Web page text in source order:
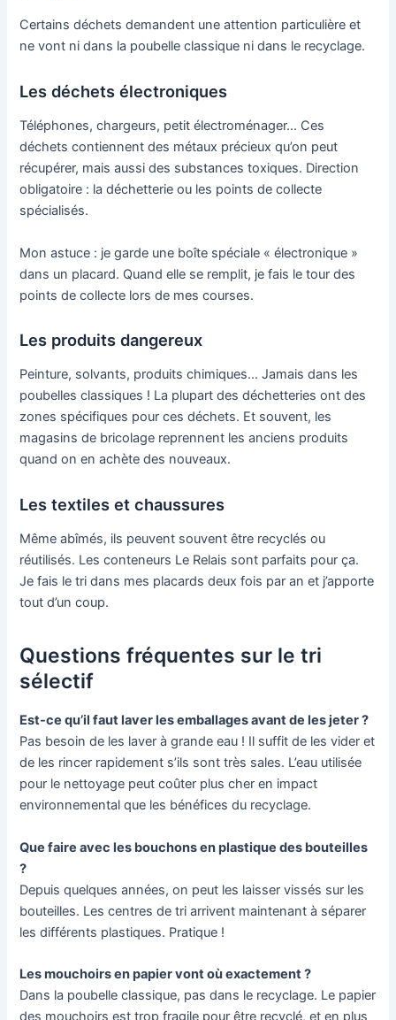
Certains déchets demandent une attention particulière et
ne vont ni dans la poubelle classique ni dans le recyclage.
Les déchets électroniques
Téléphones, chargeurs, petit électroménager… Ces
déchets contiennent des métaux précieux qu’on peut
récupérer, mais aussi des substances toxiques. Direction
obligatoire : la déchetterie ou les points de collecte
spécialisés.
Mon astuce : je garde une boîte spéciale « électronique »
dans un placard. Quand elle se remplit, je fais le tour des
points de collecte lors de mes courses.
Les produits dangereux
Peinture, solvants, produits chimiques… Jamais dans les
poubelles classiques ! La plupart des déchetteries ont des
zones spécifiques pour ces déchets. Et souvent, les
magasins de bricolage reprennent les anciens produits
quand on en achète des nouveaux.
Les textiles et chaussures
Même abîmés, ils peuvent souvent être recyclés ou
réutilisés. Les conteneurs Le Relais sont parfaits pour ça.
Je fais le tri dans mes placards deux fois par an et j’apporte
tout d’un coup.
Questions fréquentes sur le tri
sélectif
Est-ce qu’il faut laver les emballages avant de les jeter ?
Pas besoin de les laver à grande eau ! Il suffit de les vider et
de les rincer rapidement s’ils sont très sales. L’eau utilisée
pour le nettoyage peut coûter plus cher en impact
environnemental que les bénéfices du recyclage.
Que faire avec les bouchons en plastique des bouteilles
?
Depuis quelques années, on peut les laisser vissés sur les
bouteilles. Les centres de tri arrivent maintenant à séparer
les différents plastiques. Pratique !
Les mouchoirs en papier vont où exactement ?
Dans la poubelle classique, pas dans le recyclage. Le papier
des mouchoirs est trop fragile pour être recyclé, et en plus